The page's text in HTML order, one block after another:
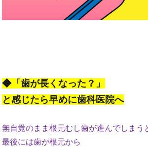
◆「歯が長くなった？」
と感じたら早めに歯科医院へ
無自覚のまま根元むし歯が進んでしまう
最後には歯が根元から